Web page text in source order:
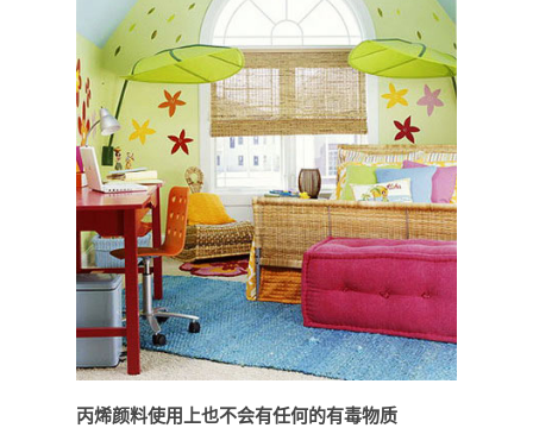
丙烯颜料使用上也不会有任何的有毒物质